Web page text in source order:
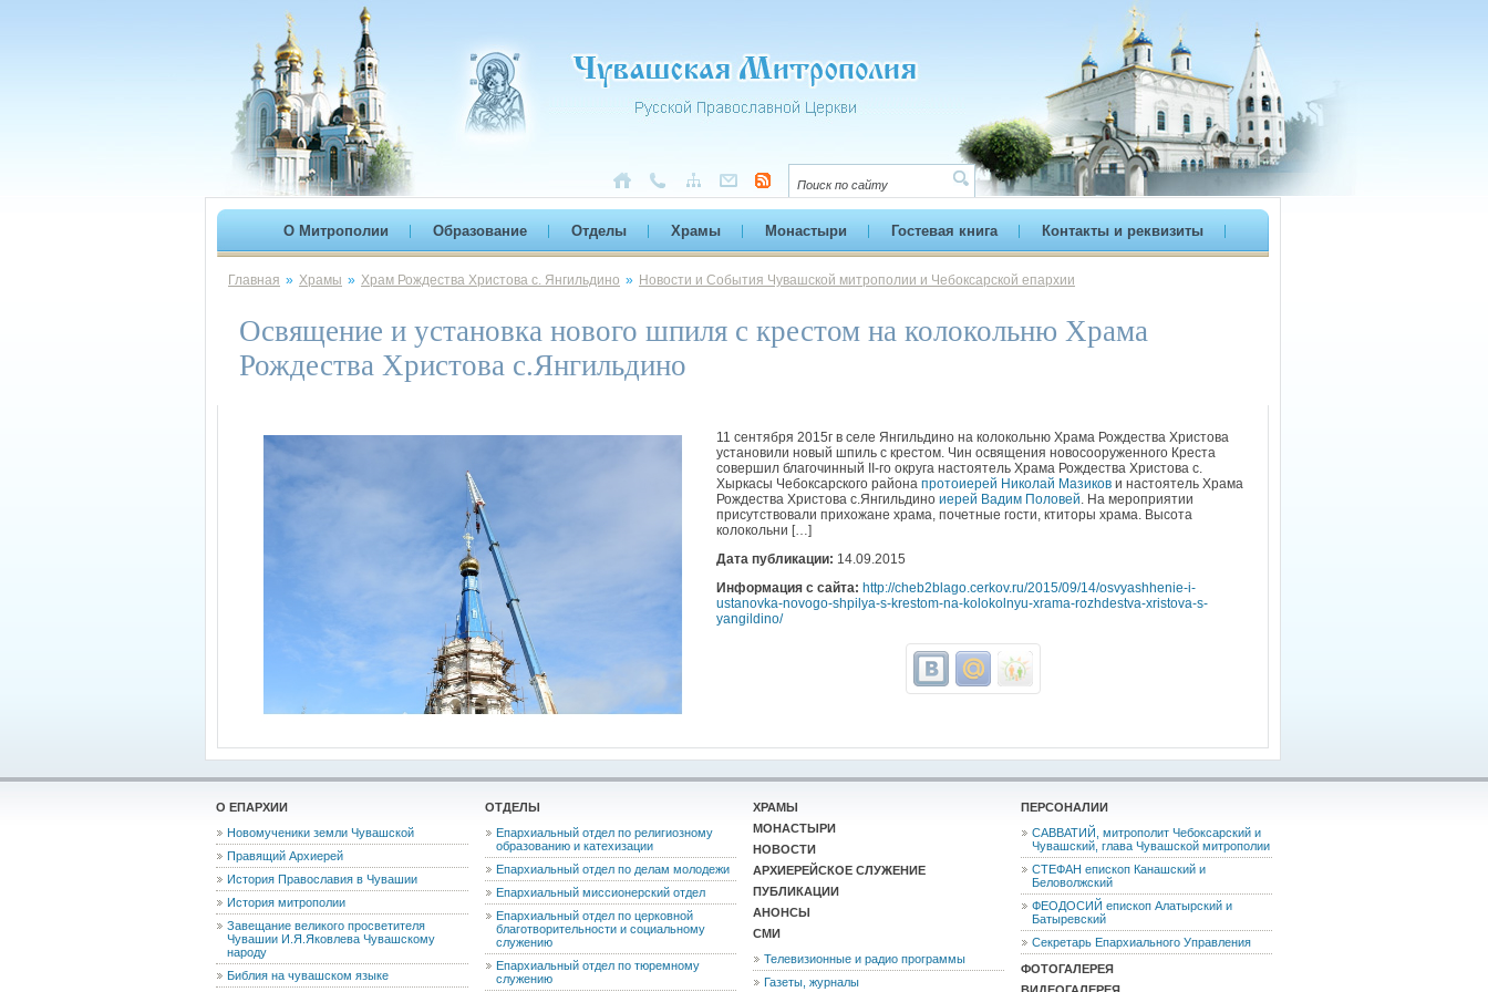
О Митрополии Образование Отделы Храмы Монастыри Гостевая книга Контакты и реквизиты
Главная » Храмы » Храм Рождества Христова с. Янгильдино » Новости и События Чувашской митрополии и Чебоксарской епархии
Освящение и установка нового шпиля с крестом на колокольню Храма
Рождества Христова с.Янгильдино
11 сентября 2015г в селе Янгильдино на колокольню Храма Рождества Христова
установили новый шпиль с крестом. Чин освящения новосооруженного Креста
совершил благочинный II-го округа настоятель Храма Рождества Христова с.
Хыркасы Чебоксарского района протоиерей Николай Мазиков и настоятель Храма
Рождества Христова с.Янгильдино иерей Вадим Половей. На мероприятии
присутствовали прихожане храма, почетные гости, ктиторы храма. Высота
колокольни […]
Дата публикации: 14.09.2015
Информация с сайта: http://cheb2blago.cerkov.ru/2015/09/14/osvyashhenie-i-
ustanovka-novogo-shpilya-s-krestom-na-kolokolnyu-xrama-rozhdestva-xristova-s-
yangildino/
О ЕПАРХИИ
Новомученики земли Чувашской
Правящий Архиерей
История Православия в Чувашии
История митрополии
Завещание великого просветителя
Чувашии И.Я.Яковлева Чувашскому
народу
Библия на чувашском языке
ОТДЕЛЫ
Епархиальный отдел по религиозному
образованию и катехизации
Епархиальный отдел по делам молодежи
Епархиальный миссионерский отдел
Епархиальный отдел по церковной
благотворительности и социальному
служению
Епархиальный отдел по тюремному
служению
ХРАМЫ
МОНАСТЫРИ
НОВОСТИ
АРХИЕРЕЙСКОЕ СЛУЖЕНИЕ
ПУБЛИКАЦИИ
АНОНСЫ
СМИ
Телевизионные и радио программы
Газеты, журналы
ПЕРСОНАЛИИ
САВВАТИЙ, митрополит Чебоксарский и
Чувашский, глава Чувашской митрополии
СТЕФАН епископ Канашский и
Беловолжский
ФЕОДОCИЙ епископ Алатырский и
Батыревский
Секретарь Епархиального Управления
ФОТОГАЛЕРЕЯ